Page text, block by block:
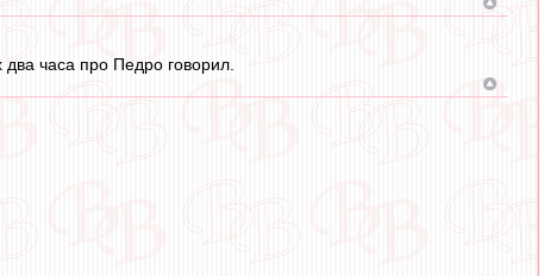
часа про Педро говорил.